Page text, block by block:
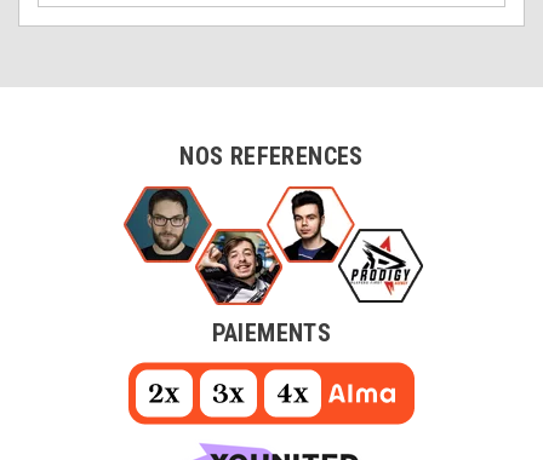
NOS REFERENCES
PAIEMENTS